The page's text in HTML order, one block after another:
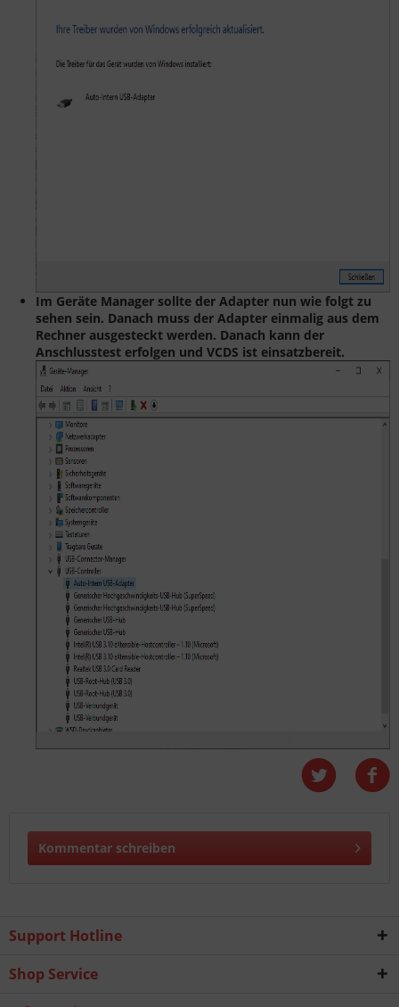
Im Geräte Manager sollte der Adapter nun wie folgt zu
sehen sein. Danach muss der Adapter einmalig aus dem
Rechner ausgesteckt werden. Danach kann der
Anschlusstest erfolgen und VCDS ist einsatzbereit.
Kommentar schreiben
Support Hotline
Shop Service